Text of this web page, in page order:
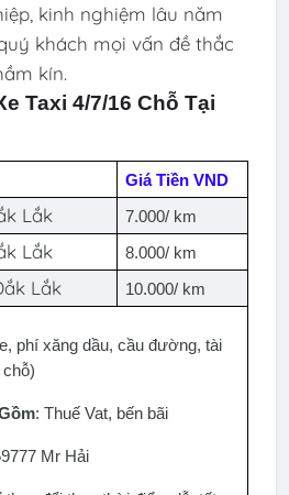
kinh nghiệm lâu năm
khách mọi vấn đề thắc
kín.
Taxi 4/7/16 Chỗ Tại
Giá Tiền VND
Lắk 7.000/ km
Lắk 8.000/ km
Lắk 10.000/ km
phí xăng dầu, cầu đường, tài
: Thuế Vat, bến bãi
Mr Hải